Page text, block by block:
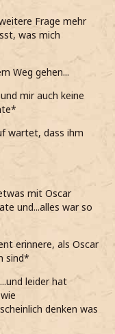
lassen soll*
rechten hinhalte*
kann*
Frage mehr
was mich
Weg gehen...
mir auch keine
wartet, dass ihm
mit Oscar
und...alles war so
erinnere, als Oscar
sind*
leider hat
denken was